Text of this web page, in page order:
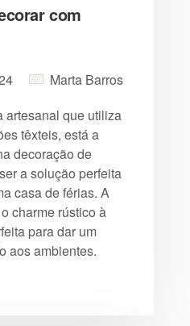
com
Marta Barros
artesanal que utiliza
têxteis, está a
decoração de
a solução perfeita
casa de férias. A
charme rústico à
para dar um
aos ambientes.